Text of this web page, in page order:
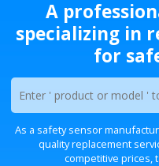
A
specializing in
for
As a safety sensor
quality replacement
competitive prices,